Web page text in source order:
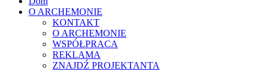
O ARCHEMONIE
KONTAKT
O ARCHEMONIE
WSPÓŁPRACA
REKLAMA
ZNAJDŹ PROJEKTANTA